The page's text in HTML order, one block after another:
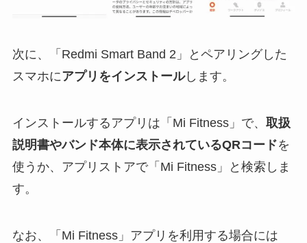
次に、「Redmi Smart Band 2」とペアリングした
スマホにアプリをインストールします。
インストールするアプリは「Mi Fitness」で、 取扱
説明書やバンド本体に表示されているQRコードを
使うか、アプリストアで「Mi Fitness」と検索しま
す。
なお、「Mi Fitness」アプリを利用する場合には